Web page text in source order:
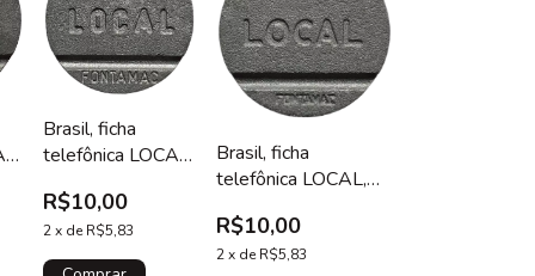
Brasil, ficha
telefônica LOCAL,
R$10,00
2x de R$5,83
Brasil, ficha
telefônica LOCAL,
R$10,00
2x de R$5,83